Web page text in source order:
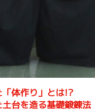
体作り」とは!?
台を造る基礎鍛錬法